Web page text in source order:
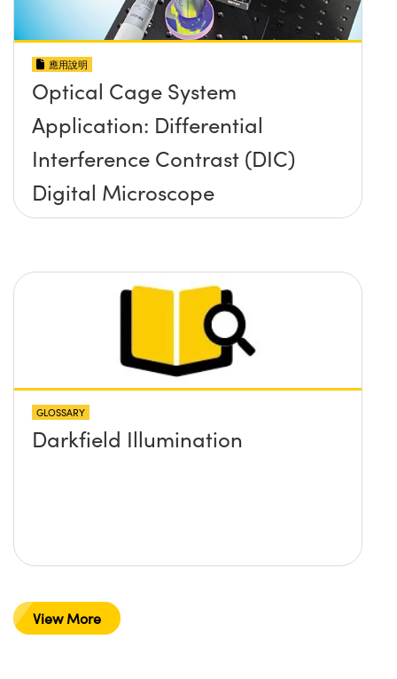
應用說明
Optical Cage System
Application: Differential
Interference Contrast (DIC)
Digital Microscope
GLOSSARY
Darkfield Illumination
View More